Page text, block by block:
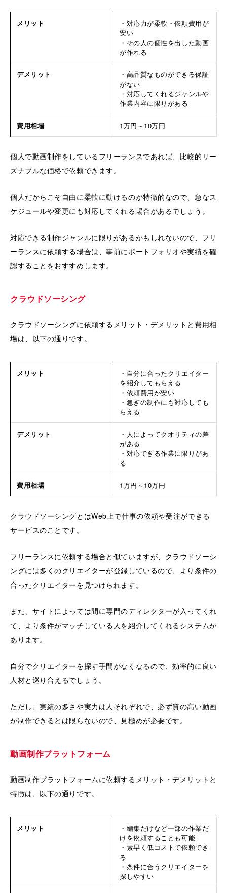
メリット
・対応力が柔軟・依頼費用が
安い
・その人の個性を出した動画
が作れる
デメリット
・高品質なものができる保証
がない
・対応してくれるジャンルや
作業内容に限りがある
費用相場 1万円～10万円
個人で動画制作をしているフリーランスであれば、比較的リー
ズナブルな価格で依頼できます。
個人だからこそ自由に柔軟に動けるのが特徴的なので、急なス
ケジュールや変更にも対応してくれる場合があるでしょう。
対応できる制作ジャンルに限りがあるかもしれないので、フリ
ーランスに依頼する場合は、事前にポートフォリオや実績を確
認することをおすすめします。
クラウドソーシング
クラウドソーシングに依頼するメリット・デメリットと費用相
場は、以下の通りです。
メリット
・自分に合ったクリエイター
を紹介してもらえる
・依頼費用が安い
・急ぎの制作にも対応しても
らえる
デメリット
・人によってクオリティの差
がある
・対応できる作業に限りがあ
る
費用相場 1万円～10万円
クラウドソーシングとはWeb上で仕事の依頼や受注ができる
サービスのことです。
フリーランスに依頼する場合と似ていますが、クラウドソーシ
ングには多くのクリエイターが登録しているので、より条件の
合ったクリエイターを見つけられます。
また、サイトによっては間に専門のディレクターが入ってくれ
て、より条件がマッチしている人を紹介してくれるシステムが
あります。
自分でクリエイターを探す手間がなくなるので、効率的に良い
人材と巡り合えるでしょう。
ただし、実績の多さや実力は人それぞれで、必ず質の高い動画
が制作できるとは限らないので、見極めが必要です。
動画制作プラットフォーム
動画制作プラットフォームに依頼するメリット・デメリットと
特徴は、以下の通りです。
メリット
・編集だけなど一部の作業だ
けを依頼することも可能
・素早く低コストで依頼でき
る
・条件に合うクリエイターを
探しやすい